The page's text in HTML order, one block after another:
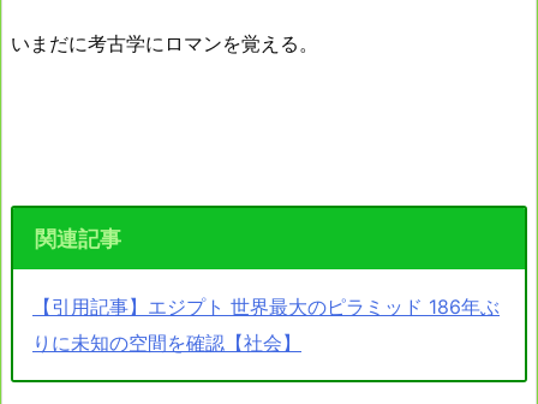
いまだに考古学にロマンを覚える。
関連記事
【引用記事】エジプト 世界最大のピラミッド 186年ぶ
りに未知の空間を確認【社会】